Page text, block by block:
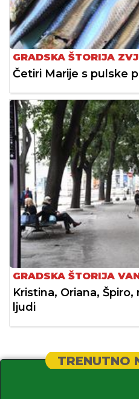
GRADSKA ŠTORIJA
Četiri Marije s pulske
GRADSKA ŠTORIJA
Kristina, Oriana,
ljudi
TRENUTNO